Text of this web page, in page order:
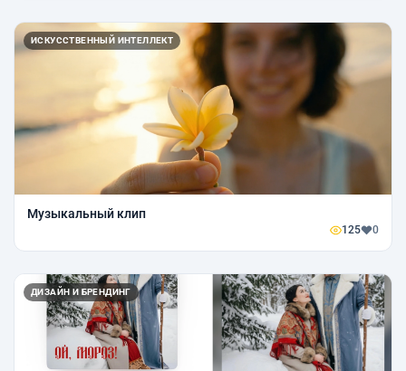
ИСКУССТВЕННЫЙ ИНТЕЛЛЕКТ
Музыкальный клип
125 0
ДИЗАЙН И БРЕНДИНГ